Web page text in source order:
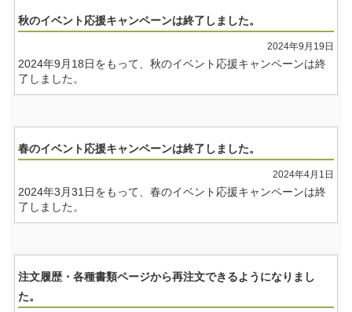
秋のイベント応援キャンペーンは終了しました。
2024年9月19日
2024年9月18日をもって、秋のイベント応援キャンペーンは終
了しました。
春のイベント応援キャンペーンは終了しました。
2024年4月1日
2024年3月31日をもって、春のイベント応援キャンペーンは終
了しました。
注文履歴・各種書類ページから再注文できるようになりまし
た。